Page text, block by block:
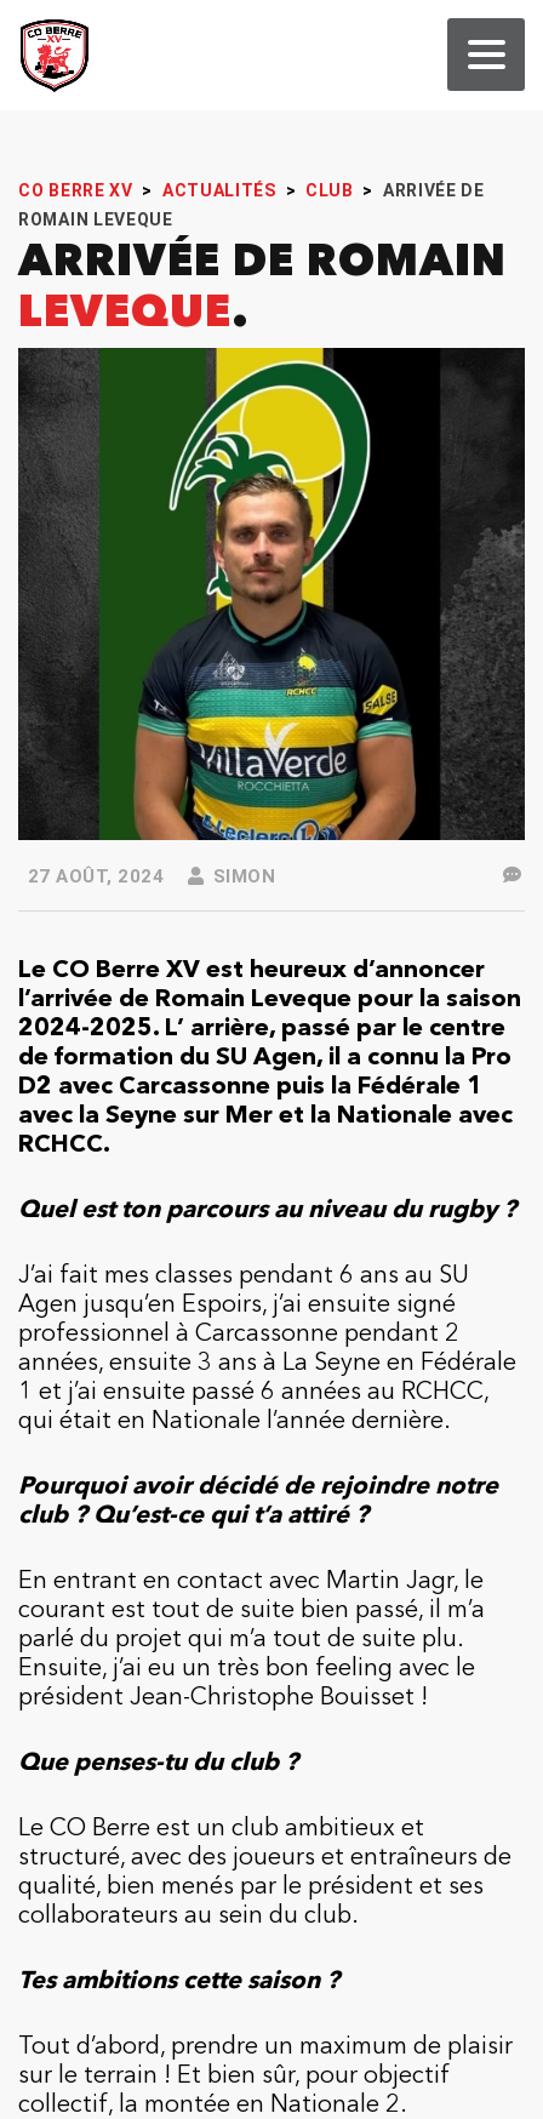
CO BERRE XV > ACTUALITÉS > CLUB >
ARRIVÉE DE
ROMAIN LEVEQUE
ARRIVÉE DE ROMAIN
LEVEQUE
27 AOÛT, 2024 SIMON
Le CO Berre XV est heureux d’annoncer
l’arrivée de Romain Leveque pour la saison
2024-2025. L’ arrière, passé par le centre
de formation du SU Agen, il a connu la Pro
D2 avec Carcassonne puis la Fédérale 1
avec la Seyne sur Mer et la Nationale avec
RCHCC.
Quel est ton parcours au niveau du rugby ?
J’ai fait mes classes pendant 6 ans au SU
Agen jusqu’en Espoirs, j’ai ensuite signé
professionnel à Carcassonne pendant 2
années, ensuite 3 ans à La Seyne en Fédérale
1 et j’ai ensuite passé 6 années au RCHCC,
qui était en Nationale l’année dernière.
Pourquoi avoir décidé de rejoindre notre
club ? Qu’est-ce qui t’a attiré ?
En entrant en contact avec Martin Jagr, le
courant est tout de suite bien passé, il m’a
parlé du projet qui m’a tout de suite plu.
Ensuite, j’ai eu un très bon feeling avec le
président Jean-Christophe Bouisset !
Que penses-tu du club ?
Le CO Berre est un club ambitieux et
structuré, avec des joueurs et entraîneurs de
qualité, bien menés par le président et ses
collaborateurs au sein du club.
Tes ambitions cette saison ?
Tout d’abord, prendre un maximum de plaisir
sur le terrain ! Et bien sûr, pour objectif
collectif, la montée en Nationale 2.